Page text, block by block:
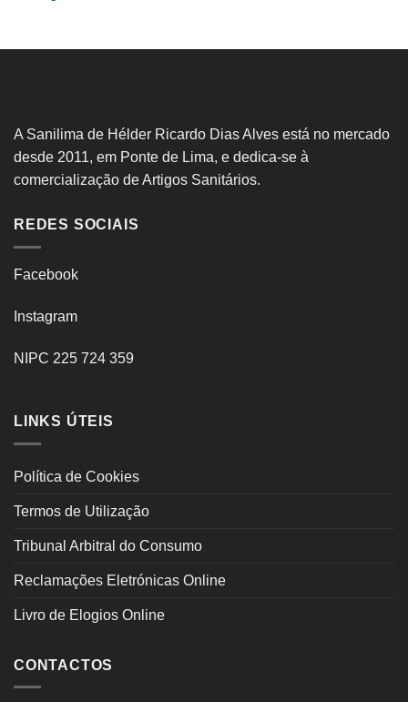
A Sanilima de Hélder Ricardo Dias Alves está no mercado
desde 2011, em Ponte de Lima, e dedica-se à
comercialização de Artigos Sanitários.
REDES SOCIAIS
Facebook
Instagram
NIPC 225 724 359
LINKS ÚTEIS
Política de Cookies
Termos de Utilização
Tribunal Arbitral do Consumo
Reclamações Eletrónicas Online
Livro de Elogios Online
CONTACTOS